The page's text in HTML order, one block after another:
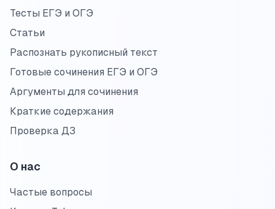
Тесты ЕГЭ и ОГЭ
Статьи
Распознать рукописный текст
Готовые сочинения ЕГЭ и ОГЭ
Аргументы для сочинения
Краткие содержания
Проверка ДЗ
О нас
Частые вопросы